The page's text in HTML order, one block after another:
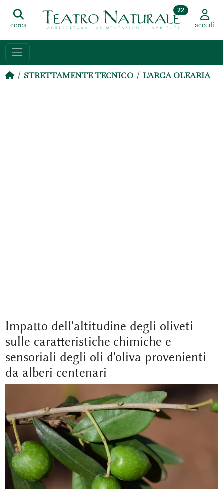
cerca
22
accedi
STRETTAMENTE TECNICO L'ARCA OLEARIA
Impatto dell'altitudine degli oliveti
sulle caratteristiche chimiche e
sensoriali degli oli d'oliva provenienti
da alberi centenari